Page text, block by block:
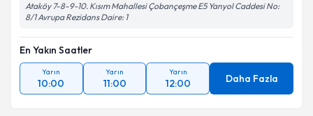
Ataköy 7-8-9-10. Kısım Mahallesi Çobançeşme E5 Yanyol Caddesi No:
8/1 Avrupa Rezidans Daire: 1
En Yakın Saatler
Yarın
10:00
Yarın
11:00
Yarın
12:00 Daha Fazla